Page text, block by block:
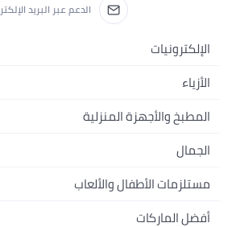
الدعم عبر البريد
الإلكترونيات
الجوالات
اللابتوبات
الأجهزة المنزلية
التلفزيونات
السماعات
الأزياء
أزياء نسائية
أزياء البنات
أزياء الأولاد
المطبخ والأجهزة المنزلية
الحمام
المطبخ والسفرة
أدوات وتحسين المنزل
الجمال
العطور
مستلزمات الأطفال والألعاب
الحفاضات
أفضل الماركات